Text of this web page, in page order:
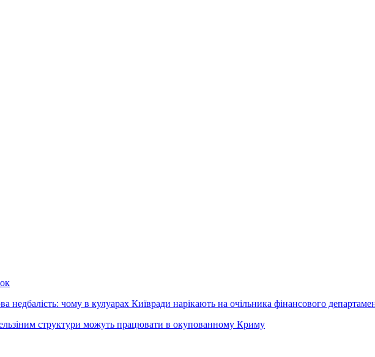
чому в кулуарах Київради нарікають на очільника фінансового
структури можуть працювати в окупованному Криму